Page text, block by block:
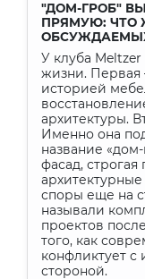
"ДОМ-ГРОБ"
ПРЯМУЮ: ЧТО
У клуба
жизни. Первая
историей
архитектуры.
Именно она
название
фасад,
споры еще на
называли
проектов
того, как
конфликтует с
стороной.